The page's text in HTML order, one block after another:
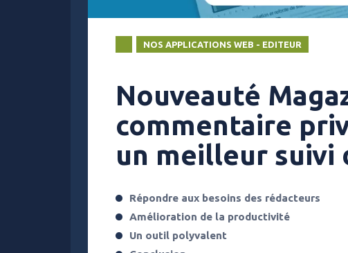
NOS APPLICATIONS WEB - EDITEUR
Nouveauté
commentaire
un meilleur suivi
Répondre aux besoins des rédacteurs
Amélioration de la productivité
Un outil polyvalent